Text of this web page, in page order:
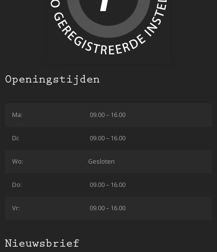
Openingstijden
Ma: 09.00 – 16.00
Di: 09.00 – 16.00
Wo: Gesloten
Do: 09.00 – 16.00
Vr: 09.00 – 16.00
Nieuwsbrief